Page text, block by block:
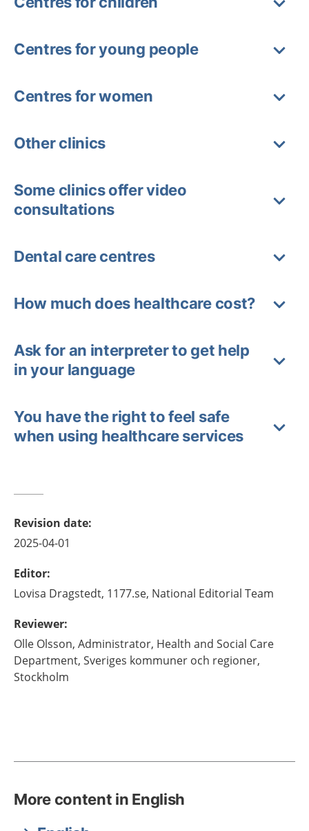
Centres for young people
Centres for women
Other clinics
Some clinics offer video
consultations
Dental care centres
How much does healthcare cost?
Ask for an interpreter to get help
in your language
You have the right to feel safe
when using healthcare services
Revision date:
2025-04-01
Editor:
Lovisa Dragstedt, 1177.se, National Editorial Team
Reviewer:
Olle Olsson, Administrator, Health and Social Care
Department, Sveriges kommuner och regioner,
Stockholm
More content in English